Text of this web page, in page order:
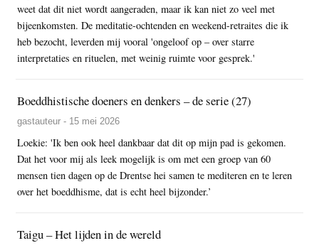
weet dat dit niet wordt aangeraden, maar ik kan niet zo veel met
bijeenkomsten. De meditatie-ochtenden en weekend-retraites die ik
heb bezocht, leverden mij vooral 'ongeloof op – over starre
interpretaties en rituelen, met weinig ruimte voor gesprek.'
Boeddhistische doeners en denkers – de serie (27)
gastauteur - 15 mei 2026
Loekie: 'Ik ben ook heel dankbaar dat dit op mijn pad is gekomen.
Dat het voor mij als leek mogelijk is om met een groep van 60
mensen tien dagen op de Drentse hei samen te mediteren en te leren
over het boeddhisme, dat is echt heel bijzonder.’
Taigu – Het lijden in de wereld